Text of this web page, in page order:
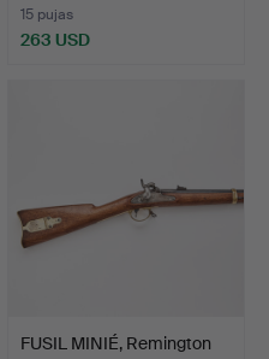
15 pujas
263 USD
FUSIL MINIÉ, Remington